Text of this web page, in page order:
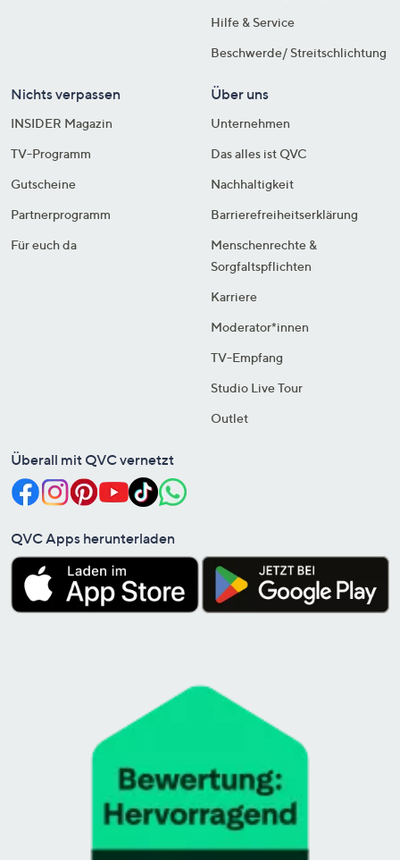
Hilfe & Service
Beschwerde/ Streitschlichtung
Nichts verpassen
INSIDER Magazin
TV-Programm
Gutscheine
Partnerprogramm
Für euch da
Über uns
Unternehmen
Das alles ist QVC
Nachhaltigkeit
Barrierefreiheitserklärung
Menschenrechte &
Sorgfaltspflichten
Karriere
Moderator*innen
TV-Empfang
Studio Live Tour
Outlet
Überall mit QVC vernetzt
QVC Apps herunterladen